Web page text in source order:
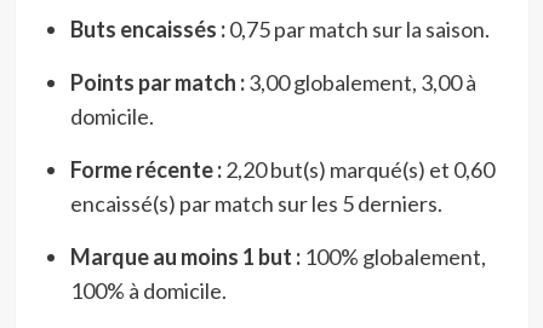
Buts encaissés :0,75 par match sur la saison.
Points par match :3,00 globalement, 3,00 à
domicile.
Forme récente :2,20 but(s) marqué(s) et 0,60
encaissé(s) par match sur les 5 derniers.
Marque au moins 1 but :100% globalement,
100% à domicile.